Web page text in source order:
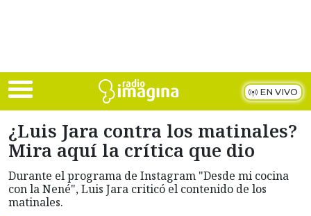
EN VIVO
¿Luis Jara contra los matinales?
Mira aquí la crítica que dio
Durante el programa de Instagram "Desde mi cocina
con la Nené", Luis Jara criticó el contenido de los
matinales.